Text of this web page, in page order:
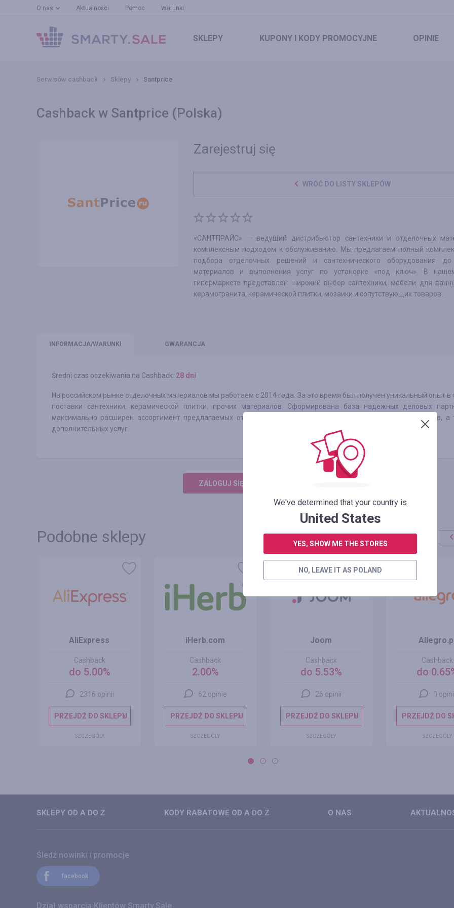
O nas Aktualności Pomoc Warunki
SKLEPY KUPONYI KODY PROMOCYJNE OPINIE
Serwisów cashback Sklepy Santprice
Cashback w Santprice (Polska)
Zarejestruj się
WRÓĆ DO LISTY SKLEPÓW
«САНТПРАЙС» — ведущий дистрибьютор сантехники и отделочных
комплексным подходом к обслуживанию. Мы предлагаем полный
подбора отделочных решений и сантехнического оборудования до
материалов и выполнения услуг по установке «под ключ». В
гипермаркете представлен широкий выбор сантехники, мебели для
керамогранита, керамической плитки, мозаики и сопутствующих товаров.
INFO RMACJA/WARUNKI GWARANCJA
Średni czas oczekiwania na Cashback: 28 dni
На российском рынке отделочных материалов мы работаем с 2014 года. За это время был получен уникальный опыт в
поставки сантехники, керамической плитки, прочих материалов. Сформирована база надежных деловых
максимально расширен ассортимент предлагаемых отделочных решений, сантехники, сопутствующих товаров, а
дополнительных услуг.
ZALOGUJ SIĘ, ŻEBY ZOSTAWIĆ OPINIĘ
Podobne sklepy
AliExpress
Cashback
do 5.00%
2316 opinii
PRZEJDŹ DO SKLEPU
SZCZEGÓŁY
iHerb.com
Cashback
2.00%
62 opinie
PRZEJDŹ DO SKLEPU
SZCZEGÓŁY
Joom
Cashback
do 5.53%
26 opinii
PRZEJDŹ DO SKLEPU
SZCZEGÓŁY
Cashback
do
0
PRZEJDŹ DO
SZCZEGÓŁY
SKLEPY OD A DO Z KODY RABATOWE OD A DO Z O NAS
Śledź nowinki i promocje
facebook
Dział wsparcia Klientów Smarty.Sale
We've determined that your country is
United States
YES, SHOW ME THE STORES
NO, LEAVE IT AS POLAND